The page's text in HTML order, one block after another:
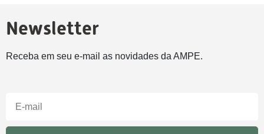
Newsletter
Receba em seu e-mail as novidades da AMPE.